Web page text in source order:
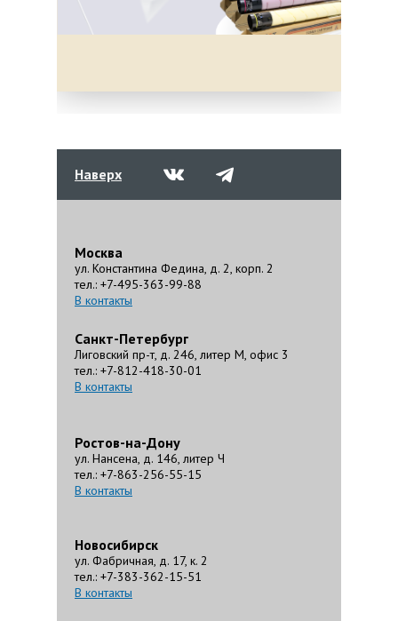
Наверх
Москва
ул. Константина Федина, д. 2, корп. 2
тел.: +7-495-363-99-88
В контакты
Санкт-Петербург
Лиговский пр-т, д. 246, литер М, офис 3
тел.: +7-812-418-30-01
В контакты
Ростов-на-Дону
ул. Нансена, д. 146, литер Ч
тел.: +7-863-256-55-15
В контакты
Новосибирск
ул. Фабричная, д. 17, к. 2
тел.: +7-383-362-15-51
В контакты